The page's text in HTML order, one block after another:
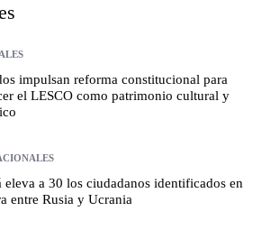
impulsan reforma constitucional para
el LESCO como patrimonio cultural y
eleva a 30 los ciudadanos identificados en
entre Rusia y Ucrania